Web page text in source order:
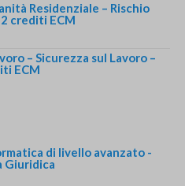
Residenziale – Rischio
crediti ECM
– Sicurezza sul Lavoro –
ECM
di livello avanzato -
Giuridica